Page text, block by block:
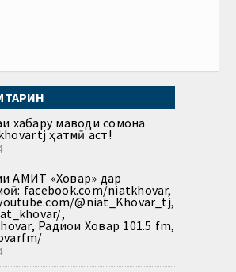
хабару маводи сомона
ҳатмӣ аст!
АМИТ «Ховар» дар
facebook.com/niatkhovar,
@niat_Khovar_tj,
,
Радиои Ховар 101.5 fm,